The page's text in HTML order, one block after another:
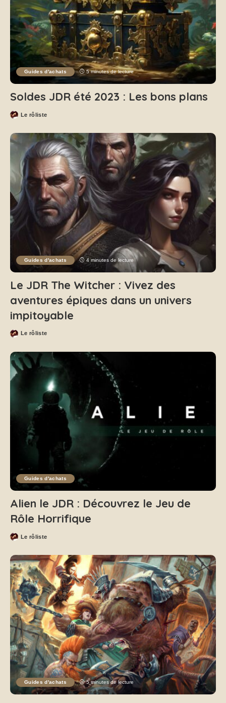
Guides d'achats 5 minutes de lecture
Soldes JDR été 2023 : Les bons plans
Le rôliste
Guides d'achats 4 minutes de lecture
Le JDR The Witcher : Vivez des
aventures épiques dans un univers
impitoyable
Le rôliste
Guides d'achats
Alien le JDR : Découvrez le Jeu de
Rôle Horrifique
Le rôliste
Guides d'achats 5 minutes de lecture